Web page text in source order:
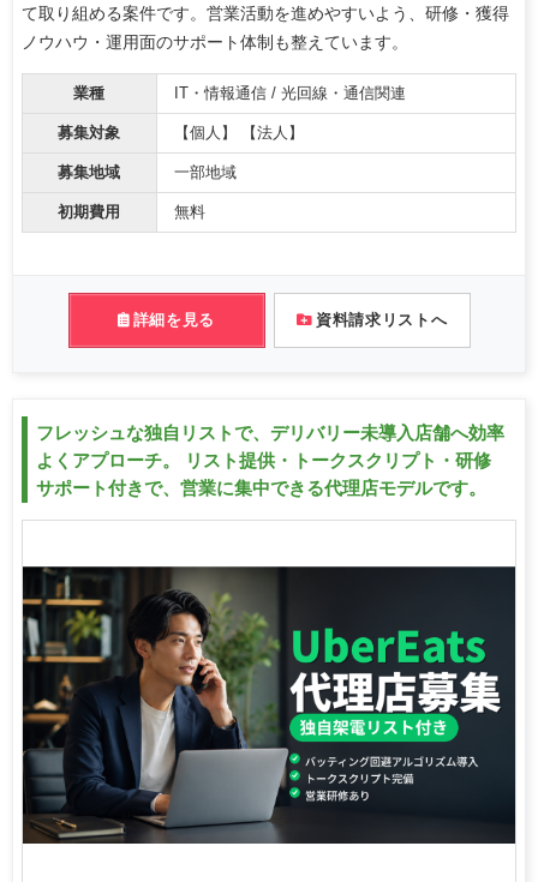
て取り組める案件です。営業活動を進めやすいよう、研修・獲得
ノウハウ・運用面のサポート体制も整えています。
業種 IT・情報通信 / 光回線・通信関連
募集対象 【個人】 【法人】
募集地域 一部地域
初期費用 無料
詳細を見る 資料請求リストへ
フレッシュな独自リストで、デリバリー未導入店舗へ効率
よくアプローチ。 リスト提供・トークスクリプト・研修
サポート付きで、営業に集中できる代理店モデルです。